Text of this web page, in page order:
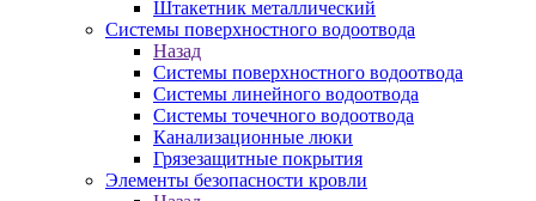
Штакетник металлический
Системы поверхностного водоотвода
Назад
Системы поверхностного водоотвода
Системы линейного водоотвода
Системы точечного водоотвода
Канализационные люки
Грязезащитные покрытия
Элементы безопасности кровли